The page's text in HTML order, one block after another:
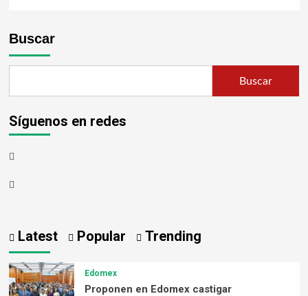
Buscar
Buscar
Síguenos en redes
Latest Popular Trending
Edomex
Proponen en Edomex castigar